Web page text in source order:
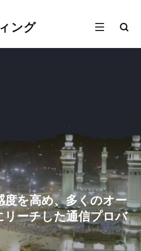
ング
を高め、多くのオー
ーチした通信プロバ